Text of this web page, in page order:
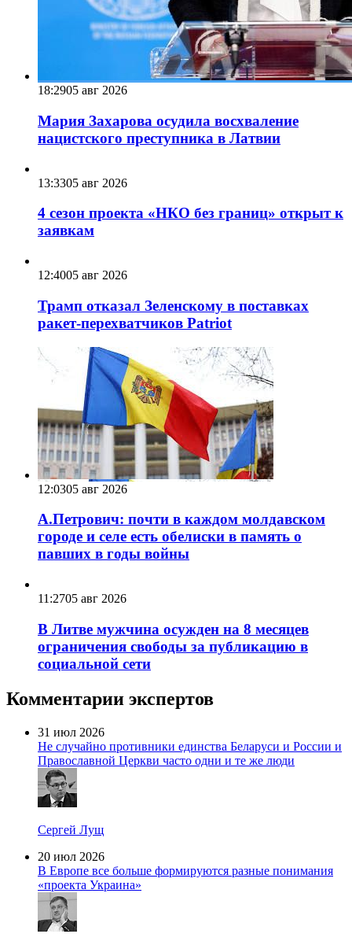
18:2905 авг 2026
Мария Захарова осудила восхваление
нацистского преступника в Латвии
13:3305 авг 2026
4 сезон проекта «НКО без границ» открыт к
заявкам
12:4005 авг 2026
Трамп отказал Зеленскому в поставках
ракет-перехватчиков Patriot
12:0305 авг 2026
А.Петрович: почти в каждом молдавском
городе и селе есть обелиски в память о
павших в годы войны
11:2705 авг 2026
В Литве мужчина осужден на 8 месяцев
ограничения свободы за публикацию в
социальной сети
Комментарии экспертов
31 июл 2026
Не случайно противники единства Беларуси и России и
Православной Церкви часто одни и те же люди
Сергей Лущ
20 июл 2026
В Европе все больше формируются разные понимания
«проекта Украина»